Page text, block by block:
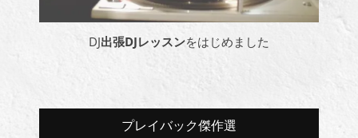
DJ出張DJレッスンをはじめました
プレイバック傑作選